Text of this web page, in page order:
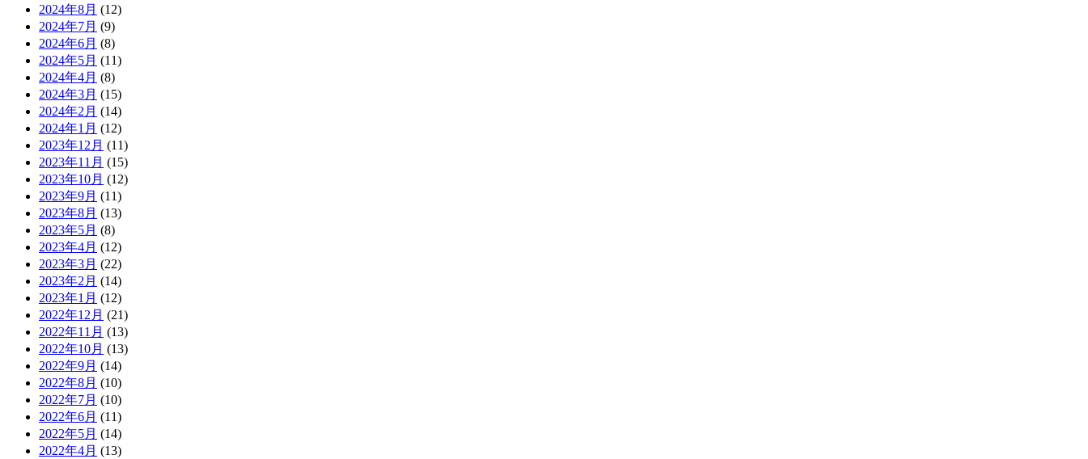
2024年8月 (12)
2024年7月 (9)
2024年6月 (8)
2024年5月 (11)
2024年4月 (8)
2024年3月 (15)
2024年2月 (14)
2024年1月 (12)
2023年12月 (11)
2023年11月 (15)
2023年10月 (12)
2023年9月 (11)
2023年8月 (13)
2023年5月 (8)
2023年4月 (12)
2023年3月 (22)
2023年2月 (14)
2023年1月 (12)
2022年12月 (21)
2022年11月 (13)
2022年10月 (13)
2022年9月 (14)
2022年8月 (10)
2022年7月 (10)
2022年6月 (11)
2022年5月 (14)
2022年4月 (13)